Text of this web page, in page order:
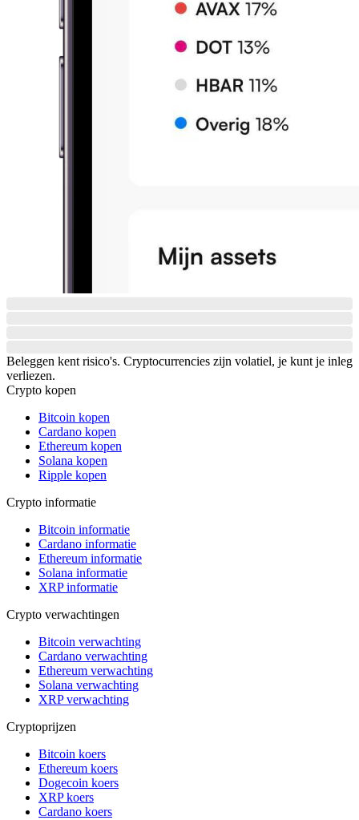
Beleggen kent risico's. Cryptocurrencies zijn volatiel, je kunt je inleg
verliezen.
Crypto kopen
Bitcoin kopen
Cardano kopen
Ethereum kopen
Solana kopen
Ripple kopen
Crypto informatie
Bitcoin informatie
Cardano informatie
Ethereum informatie
Solana informatie
XRP informatie
Crypto verwachtingen
Bitcoin verwachting
Cardano verwachting
Ethereum verwachting
Solana verwachting
XRP verwachting
Cryptoprijzen
Bitcoin koers
Ethereum koers
Dogecoin koers
XRP koers
Cardano koers